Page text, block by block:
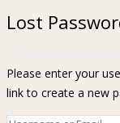
Lost
Please enter your
link to create a new